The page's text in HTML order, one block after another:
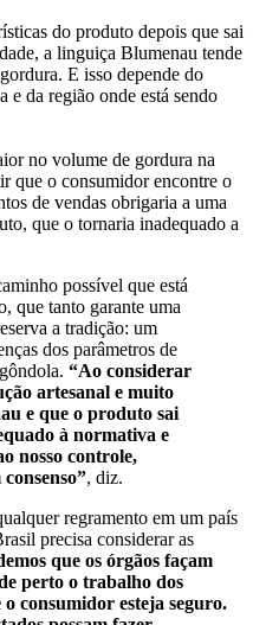
do produto depois que sai
a linguiça Blumenau tende
E isso depende do
e da região onde está sendo
no volume de gordura na
que o consumidor encontre o
de vendas obrigaria a uma
que o tornaria inadequado a
possível que está
que tanto garante uma
a tradição: um
dos parâmetros de
“Ao considerar
artesanal e muito
e que o produto sai
à normativa e
nosso controle,
, diz.
regramento em um país
precisa considerar as
que os órgãos façam
perto o trabalho dos
consumidor esteja seguro.